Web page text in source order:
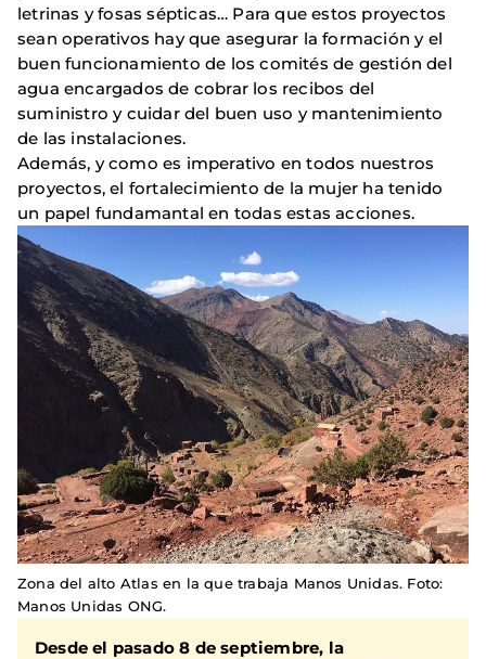
letrinas y fosas sépticas… Para que estos proyectos
sean operativos hay que asegurar la formación y el
buen funcionamiento de los comités de gestión del
agua encargados de cobrar los recibos del
suministro y cuidar del buen uso y mantenimiento
de las instalaciones.
Además, y como es imperativo en todos nuestros
proyectos, el fortalecimiento de la mujer ha tenido
un papel fundamantal en todas estas acciones.
Zona del alto Atlas en la que trabaja Manos Unidas. Foto:
Manos Unidas ONG.
Desde el pasado 8 de septiembre, la